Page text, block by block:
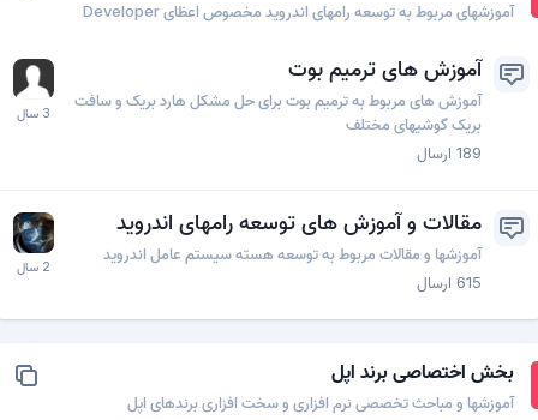
آموزشهای مربوط به توسعه رامهای اندروید مخصوص اعظای Developer
آموزش های ترمیم بوت
آموزش های مربوط به ترمیم بوت برای حل مشکل هارد بریک و سافت
بریک گوشیهای مختلف
189 ارسال
مقالات و آموزش های توسعه رامهای اندروید
آموزشها و مقالات مربوط به توسعه هسته سیستم عامل اندروید
615
ارسال
بخش اختصاصی برند اپل
آموزشها و مباحث تخصصی نرم افزاری و سخت افزاری برندهای اپل